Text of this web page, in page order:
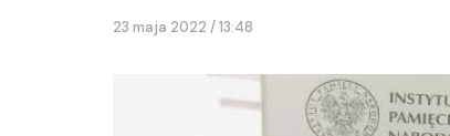
23 maja 2022 / 13:48